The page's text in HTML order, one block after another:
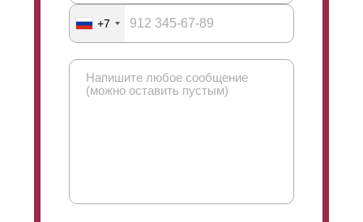
наличие заусенцев и неровностей. После зачистки
шов обрабатывается и грунтуется. Обработку
грунтом проходят сама рама и присоединенные
листы. Такая процедура дает дополнительную
защиту от коррозии металла и облегчает дальнейший
процесс окрашивания.
Пройдя окраску и полностьюобсохнув, ограждение
+7